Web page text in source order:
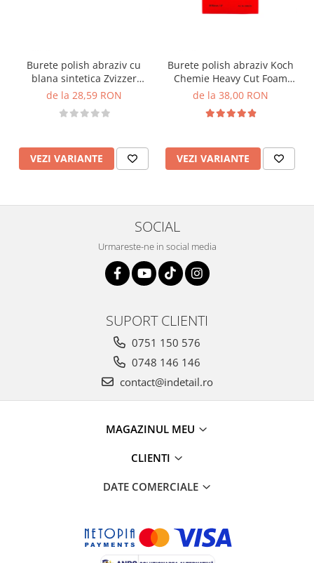
Burete polish abraziv cu
blana sintetica Zvizzer
Thermo Velour Wool Pad
de la 28,59 RON
VEZI VARIANTE
Burete polish abraziv Koch
Chemie Heavy Cut Foam
Pad, rosu
de la 38,00 RON
VEZI VARIANTE
SOCIAL
Urmareste-ne in social media
SUPORT CLIENTI
0751 150 576
0748 146 146
contact@indetail.ro
MAGAZINUL MEU
CLIENTI
DATE COMERCIALE